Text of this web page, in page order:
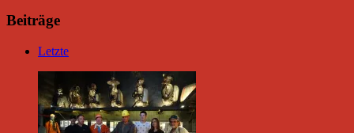
Beiträge
Letzte